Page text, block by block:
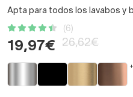
Apta para todos los lavabos y
(6)
19,97€ 26,62€